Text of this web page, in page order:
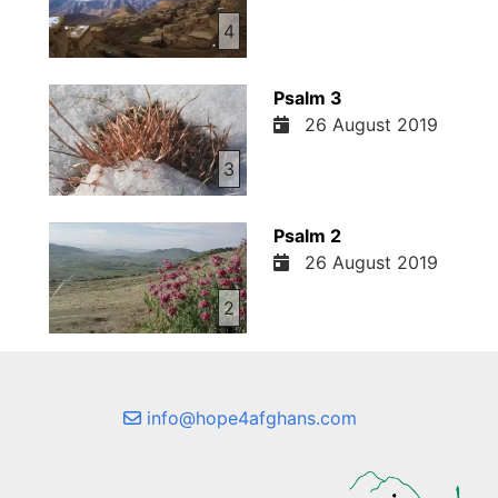
4
3
Psalm 3
26 August 2019
2
Psalm 2
26 August 2019
info@hope4afghans.com